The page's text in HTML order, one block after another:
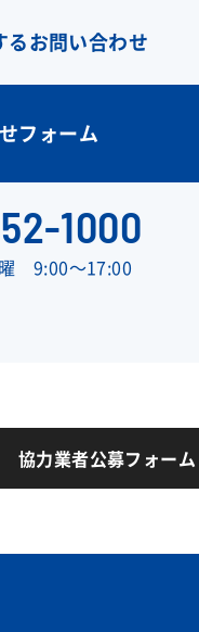
るお問い合わせ
フォーム
1000
曜 9:00〜17:00
協力業者公募フォーム